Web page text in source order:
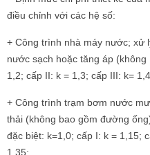
điều chỉnh với các hệ số:
+ Công trình nhà máy nước; xử
nước sạch hoặc tăng áp
1,2; cấp II: k = 1,3; cấp III: k=
+ Công trình trạm bơm nước
thải (không bao gồm đường
đặc biệt: k=1,0; cấp I: k = 1,15;
1,35;